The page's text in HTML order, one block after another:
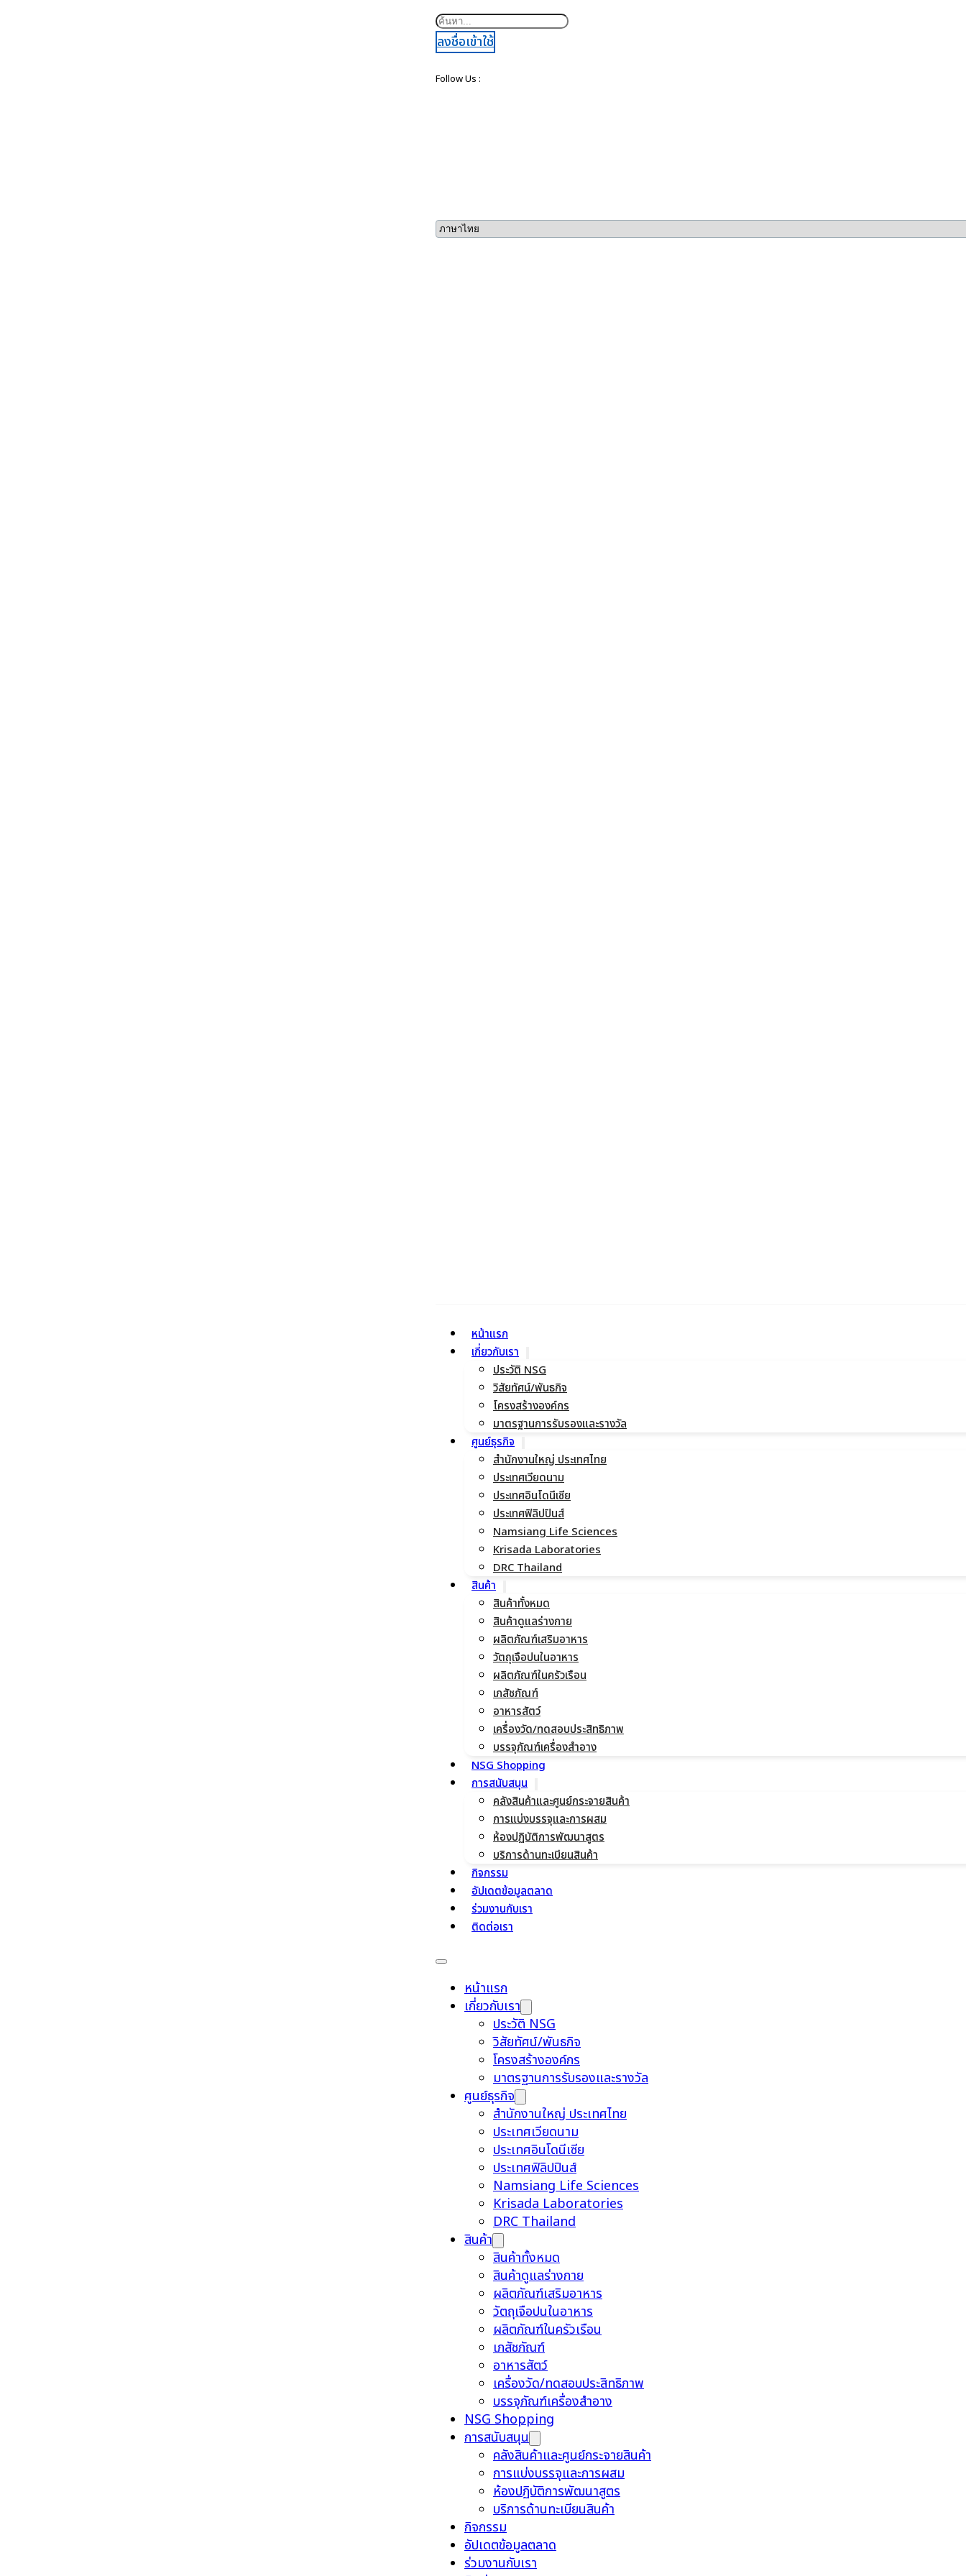
ค้นหา
ลงชื่อเข้าใช้
Follow Us :
หน้าแรก
เกี่ยวกับเรา
ประวัติ NSG
วิสัยทัศน์/พันธกิจ
โครงสร้างองค์กร
มาตรฐานการรับรองและรางวัล
ศูนย์ธุรกิจ
สำนักงานใหญ่ ประเทศไทย
ประเทศเวียดนาม
ประเทศอินโดนีเซีย
ประเทศฟิลิปปินส์
Namsiang Life Sciences
Krisada Laboratories
DRC Thailand
สินค้า
สินค้าทั้งหมด
สินค้าดูแลร่างกาย
ผลิตภัณฑ์เสริมอาหาร
วัตถุเจือปนในอาหาร
ผลิตภัณฑ์ในครัวเรือน
เภสัชภัณฑ์
อาหารสัตว์
เครื่องวัด/ทดสอบประสิทธิภาพ
บรรจุภัณฑ์เครื่องสำอาง
NSG Shopping
การสนับสนุน
คลังสินค้าและศูนย์กระจายสินค้า
การแบ่งบรรจุและการผสม
ห้องปฏิบัติการพัฒนาสูตร
บริการด้านทะเบียนสินค้า
กิจกรรม
อัปเดตข้อมูลตลาด
ร่วมงานกับเรา
ติดต่อเรา
หน้าแรก
เกี่ยวกับเรา
ประวัติ NSG
วิสัยทัศน์/พันธกิจ
โครงสร้างองค์กร
มาตรฐานการรับรองและรางวัล
ศูนย์ธุรกิจ
สำนักงานใหญ่ ประเทศไทย
ประเทศเวียดนาม
ประเทศอินโดนีเซีย
ประเทศฟิลิปปินส์
Namsiang Life Sciences
Krisada Laboratories
DRC Thailand
สินค้า
สินค้าทั้งหมด
สินค้าดูแลร่างกาย
ผลิตภัณฑ์เสริมอาหาร
วัตถุเจือปนในอาหาร
ผลิตภัณฑ์ในครัวเรือน
เภสัชภัณฑ์
อาหารสัตว์
เครื่องวัด/ทดสอบประสิทธิภาพ
บรรจุภัณฑ์เครื่องสำอาง
NSG Shopping
การสนับสนุน
คลังสินค้าและศูนย์กระจายสินค้า
การแบ่งบรรจุและการผสม
ห้องปฏิบัติการพัฒนาสูตร
บริการด้านทะเบียนสินค้า
กิจกรรม
อัปเดตข้อมูลตลาด
ร่วมงานกับเรา